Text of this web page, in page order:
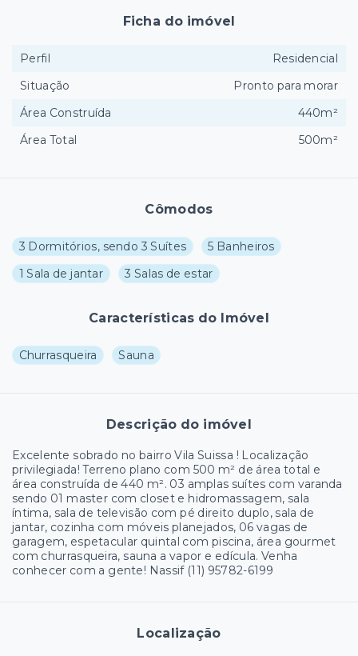
Cômodos
3 Dormitórios, sendo 3 Suítes
5 Banheiros
1 Sala de jantar
3 Salas de estar
Características do Imóvel
Churrasqueira Sauna
Descrição do imóvel
Excelente sobrado no bairro Vila Suissa ! Localização
privilegiada! Terreno plano com 500 m² de área total e
área construída de 440 m². 03 amplas suítes com varanda
sendo 01 master com closet e hidromassagem, sala
íntima, sala de televisão com pé direito duplo, sala de
jantar, cozinha com móveis planejados, 06 vagas de
garagem, espetacular quintal com piscina, área gourmet
com churrasqueira, sauna a vapor e edícula. Venha
conhecer com a gente! Nassif (11) 95782-6199
Localização
Ficha do imóvel
Perfil
Residencial
Situação
Pronto para morar
Área Construída
440m²
Área Total
500m²